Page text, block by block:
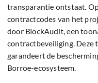
transparantie ontstaat.
contractcodes van het
door BlockAudit, een
contractbeveiliging. Deze
garandeert de
Borroe-ecosysteem.